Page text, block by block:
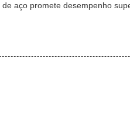
aço promete desempenho